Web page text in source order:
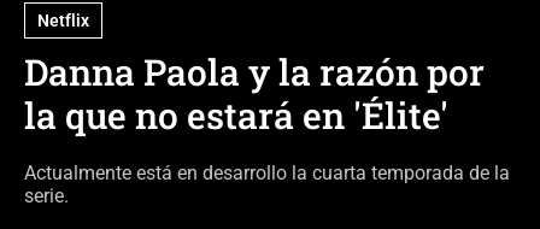
Netflix
Danna Paola y la razón por
la que no estará en 'Élite'
Actualmente está en desarrollo la cuarta temporada de la
serie.